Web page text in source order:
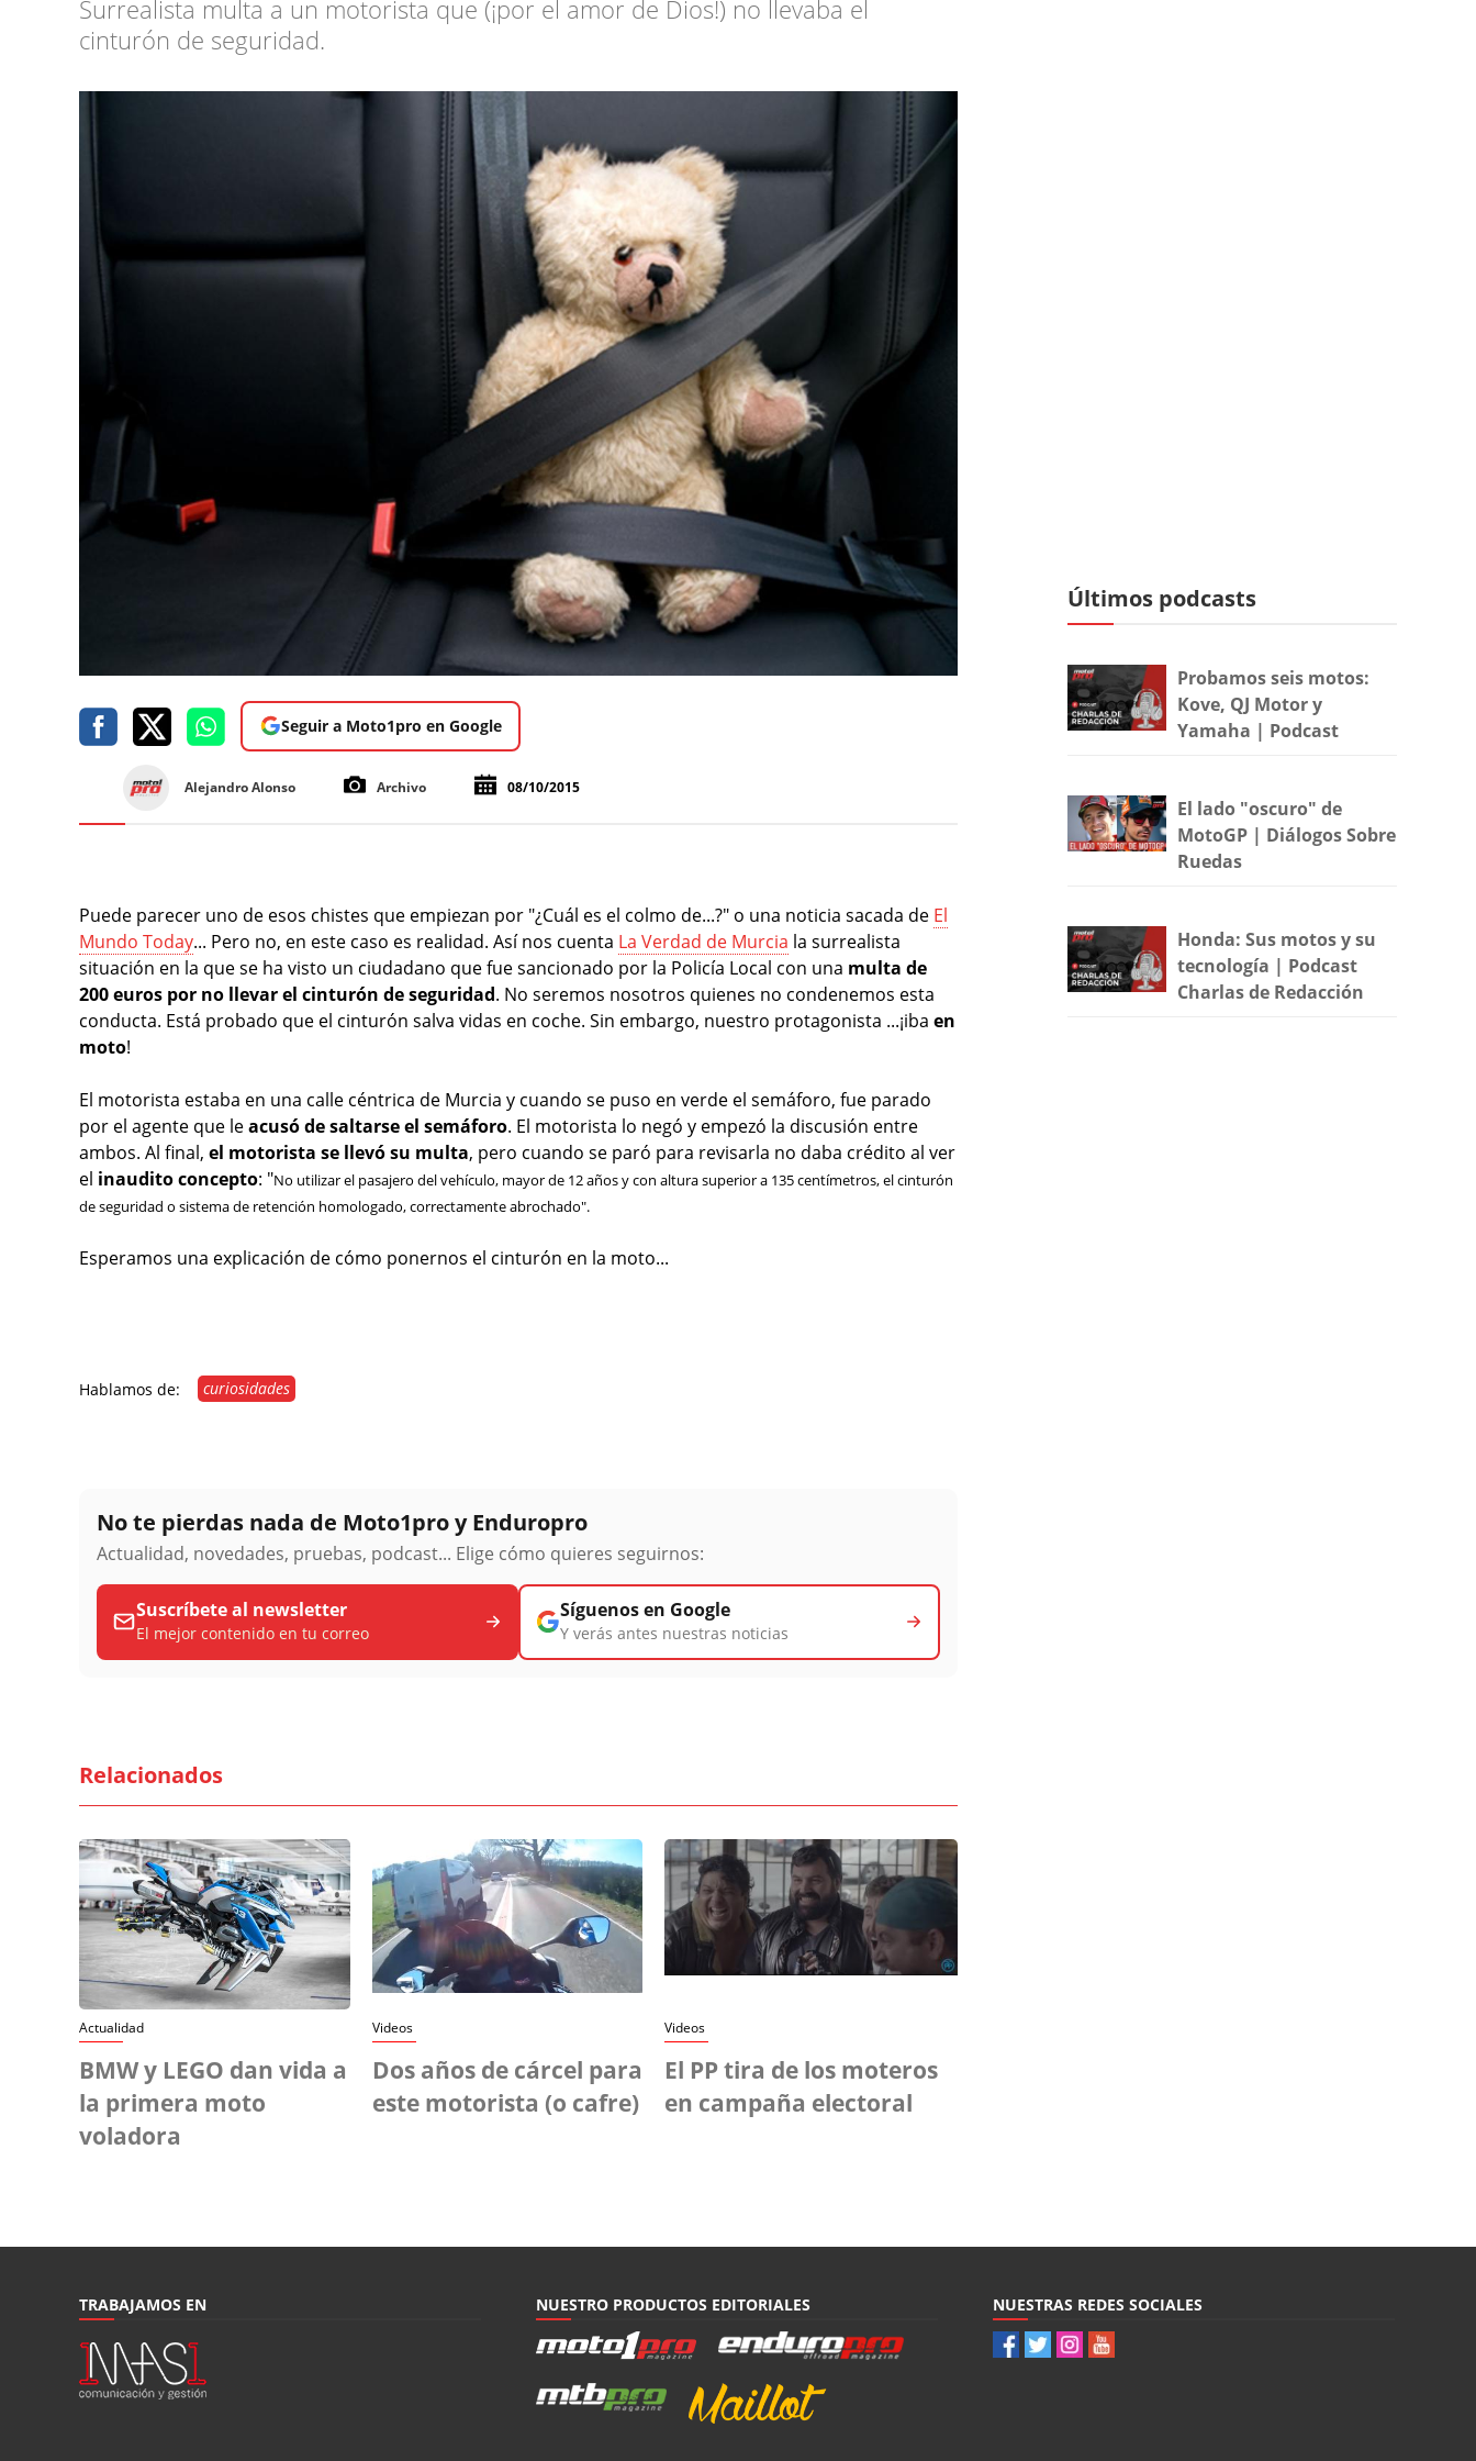
Surrealista multa a un motorista que (¡por el amor de Dios!) no llevaba el
cinturón de seguridad.
Seguir a Moto1pro en Google
Alejandro Alonso Archivo 08/10/2015
Puede parecer uno de esos chistes que empiezan por "¿Cuál es el colmo de...?" o una noticia sacada de El
Mundo Today... Pero no, en este caso es realidad. Así nos cuenta La Verdad de Murcia la surrealista
situación en la que se ha visto un ciudadano que fue sancionado por la Policía Local con una multa de
200 euros por no llevar el cinturón de seguridad. No seremos nosotros quienes no condenemos esta
conducta. Está probado que el cinturón salva vidas en coche. Sin embargo, nuestro protagonista ...¡iba en
moto!
El motorista estaba en una calle céntrica de Murcia y cuando se puso en verde el semáforo, fue parado
por el agente que leacusó de saltarse el semáforo. El motorista lo negó y empezó la discusión entre
ambos. Al final, el motorista se llevó su multa, pero cuando se paró para revisarla no daba crédito al ver
el inaudito concepto: "No utilizar el pasajero del vehículo, mayor de 12 años y con altura superior a 135 centímetros, el cinturón
de seguridad o sistema de retención homologado, correctamente abrochado".
Esperamos una explicación de cómo ponernos el cinturón en la moto...
Hablamos de: curiosidades
No te pierdas nada de Moto1pro y Enduropro
Actualidad, novedades, pruebas, podcast... Elige cómo quieres seguirnos:
Suscríbete al newsletter
El mejor contenido en tu correo
Síguenos en Google
Y verás antes nuestras noticias
Relacionados
Actualidad
BMW y LEGO dan vida a
la primera moto
voladora
Videos
Dos años de cárcel para
este motorista (o cafre)
Videos
El PP tira de los moteros
en campaña electoral
Últimos podcasts
Probamos seis motos:
Kove, QJ Motor y
Yamaha | Podcast
El lado "oscuro" de
MotoGP | Diálogos Sobre
Ruedas
Honda: Sus motos y su
tecnología | Podcast
Charlas de Redacción
TRABAJAMOS EN NUESTRO PRODUCTOS EDITORIALES NUESTRAS REDES SOCIALES